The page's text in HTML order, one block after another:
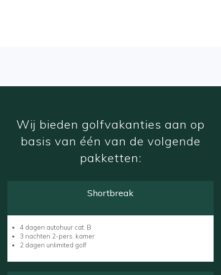
Wij bieden golfvakanties aan op
basis van één van de volgende
pakketten:
Shortbreak
4 dagen autohuur cat. B
3 nachten 2-pers. kamer
2 dagen unlimited golf